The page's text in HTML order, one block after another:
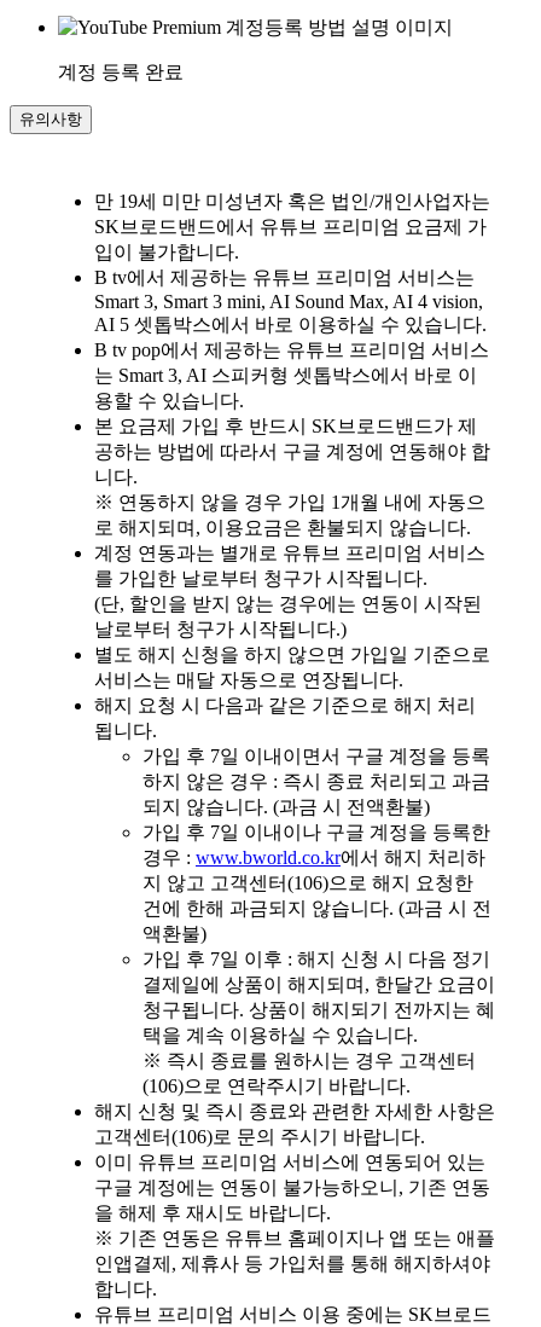
계정 등록 완료
유의사항
만 19세 미만 미성년자 혹은 법인/개인사업자는
SK브로드밴드에서 유튜브 프리미엄 요금제 가
입이 불가합니다.
B tv에서 제공하는 유튜브 프리미엄 서비스는
Smart 3, Smart 3 mini, AI Sound Max, AI 4 vision,
AI 5 셋톱박스에서 바로 이용하실 수 있습니다.
B tv pop에서 제공하는 유튜브 프리미엄 서비스
는 Smart 3, AI 스피커형 셋톱박스에서 바로 이
용할 수 있습니다.
본 요금제 가입 후 반드시 SK브로드밴드가 제
공하는 방법에 따라서 구글 계정에 연동해야 합
니다.
※ 연동하지 않을 경우 가입 1개월 내에 자동으
로 해지되며, 이용요금은 환불되지 않습니다.
계정 연동과는 별개로 유튜브 프리미엄 서비스
를 가입한 날로부터 청구가 시작됩니다.
(단, 할인을 받지 않는 경우에는 연동이 시작된
날로부터 청구가 시작됩니다.)
별도 해지 신청을 하지 않으면 가입일 기준으로
서비스는 매달 자동으로 연장됩니다.
해지 요청 시 다음과 같은 기준으로 해지 처리
됩니다.
가입 후 7일 이내이면서 구글 계정을 등록
하지 않은 경우 : 즉시 종료 처리되고 과금
되지 않습니다. (과금 시 전액환불)
가입 후 7일 이내이나 구글 계정을 등록한
경우 : www.bworld.co.kr에서 해지 처리하
지 않고 고객센터(106)으로 해지 요청한
건에 한해 과금되지 않습니다. (과금 시 전
액환불)
가입 후 7일 이후 : 해지 신청 시 다음 정기
결제일에 상품이 해지되며, 한달간 요금이
청구됩니다. 상품이 해지되기 전까지는 혜
택을 계속 이용하실 수 있습니다.
※ 즉시 종료를 원하시는 경우 고객센터
(106)으로 연락주시기 바랍니다.
해지 신청 및 즉시 종료와 관련한 자세한 사항은
고객센터(106)로 문의 주시기 바랍니다.
이미 유튜브 프리미엄 서비스에 연동되어 있는
구글 계정에는 연동이 불가능하오니, 기존 연동
을 해제 후 재시도 바랍니다.
※ 기존 연동은 유튜브 홈페이지나 앱 또는 애플
인앱결제, 제휴사 등 가입처를 통해 해지하셔야
합니다.
유튜브 프리미엄 서비스 이용 중에는 SK브로드